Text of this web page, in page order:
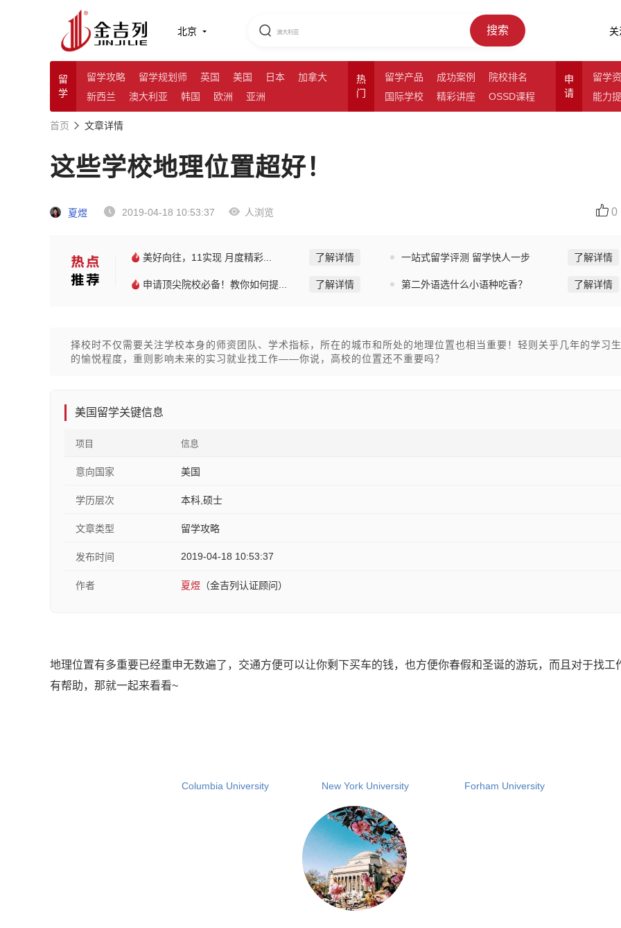
北京 搜索
留
学
留学攻略 留学规划师 英国 美国 日本
加拿大
新西兰
澳大利亚 韩国 欧洲 亚洲
热
门
留学产品 成功案例
院校排名
国际学校
精彩讲座 OSSD课程
申
请
留学
能力
首页 文章详情
这些学校地理位置超好！
夏煜 2019-04-18 10:53:37 人浏览 0
美好向往，11实现 月度精彩... 了解详情 一站式留学评测 留学快人一步 了解详情
申请顶尖院校必备！教你如何提... 了解详情 第二外语选什么小语种吃香？ 了解详情
择校时不仅需要关注学校本身的师资团队、学术指标，所在的城市和所处的地理位置也相当重要！轻则关乎几年的学习
的愉悦程度，重则影响未来的实习就业找工作——你说，高校的位置还不重要吗？
美国留学关键信息
项目 信息
意向国家 美国
学历层次 本科,硕士
文章类型 留学攻略
发布时间 2019-04-18 10:53:37
作者 夏煜 （金吉列认证顾问）
地理位置有多重要已经重申无数遍了，交通方便可以让你剩下买车的钱，也方便你春假和圣诞的游玩，而且对于找工
有帮助，那就一起来看看~
Columbia University New York University Forham University